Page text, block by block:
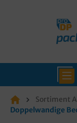
Sortiment
Doppelwandige